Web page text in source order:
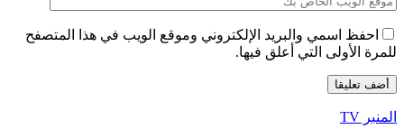
احفظ اسمي والبريد الإلكتروني وموقع الويب في هذا المتصفح
للمرة الأولى التي أعلق فيها.
المنبر TV